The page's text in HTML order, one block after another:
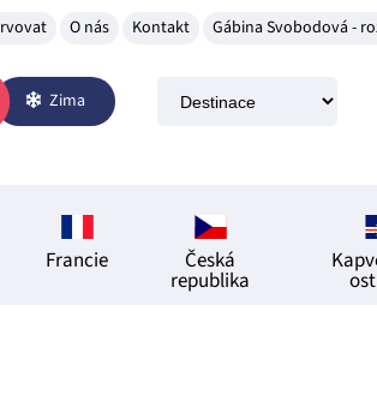
O nás Kontakt Gábina Svobodová -
Zima
Francie Česká
republika